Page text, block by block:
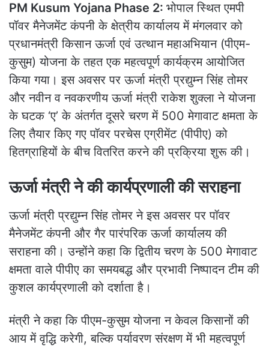
PM Kusum Yojana Phase 2: भोपाल स्थित एमपी
पॉवर मैनेजमेंट कंपनी के क्षेत्रीय कार्यालय में मंगलवार को
प्रधानमंत्री किसान ऊर्जा एवं उत्थान महाअभियान (पीएम-
कुसुम) योजना के तहत एक महत्वपूर्ण कार्यक्रम आयोजित
किया गया। इस अवसर पर ऊर्जा मंत्री प्रद्युम्न सिंह तोमर
और नवीन व नवकरणीय ऊर्जा मंत्री राकेश शुक्ला ने योजना
के घटक ‘ए’ के अंतर्गत दूसरे चरण में 500 मेगावाट क्षमता के
लिए तैयार किए गए पॉवर परचेस एग्रीमेंट (पीपीए) को
हितग्राहियों के बीच वितरित करने की प्रक्रिया शुरू की।
ऊर्जा मंत्री ने की कार्यप्रणाली की सराहना
ऊर्जा मंत्री प्रद्युम्न सिंह तोमर ने इस अवसर पर पॉवर
मैनेजमेंट कंपनी और गैर पारंपरिक ऊर्जा कार्यालय की
सराहना की। उन्होंने कहा कि द्वितीय चरण के 500 मेगावाट
क्षमता वाले पीपीए का समयबद्ध और प्रभावी निष्पादन टीम की
कुशल कार्यप्रणाली को दर्शाता है।
मंत्री ने कहा कि पीएम-कुसुम योजना न केवल किसानों की
आय में वृद्धि करेगी, बल्कि पर्यावरण संरक्षण में भी महत्वपूर्ण